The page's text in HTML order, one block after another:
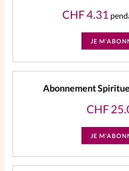
Changement
Nous contacter
CHF4.31
JE
Abonnement
CHF
JE